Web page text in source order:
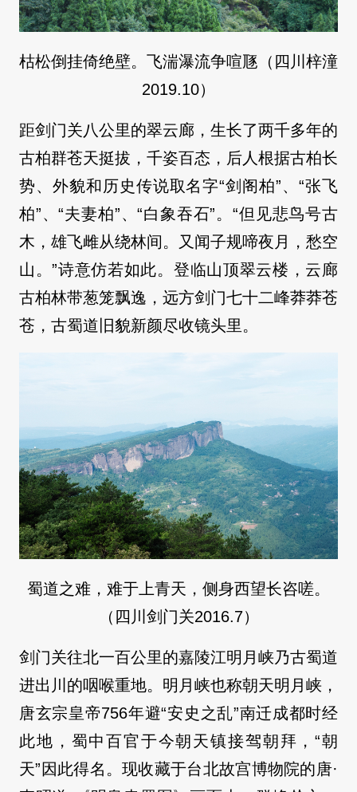
枯松倒挂倚绝壁。飞湍瀑流争喧豗（四川梓潼
2019.10）
距剑门关八公里的翠云廊，生长了两千多年的
古柏群苍天挺拔，千姿百态，后人根据古柏长
势、外貌和历史传说取名字“剑阁柏”、“张飞
柏”、“夫妻柏”、“白象吞石”。“但见悲鸟号古
木，雄飞雌从绕林间。又闻子规啼夜月，愁空
山。”诗意仿若如此。登临山顶翠云楼，云廊
古柏林带葱笼飘逸，远方剑门七十二峰莽莽苍
苍，古蜀道旧貌新颜尽收镜头里。
蜀道之难，难于上青天，侧身西望长咨嗟。
（四川剑门关2016.7）
剑门关往北一百公里的嘉陵江明月峡乃古蜀道
进出川的咽喉重地。明月峡也称朝天明月峡，
唐玄宗皇帝756年避“安史之乱”南迁成都时经
此地，蜀中百官于今朝天镇接驾朝拜，“朝
天”因此得名。现收藏于台北故宫博物院的唐·